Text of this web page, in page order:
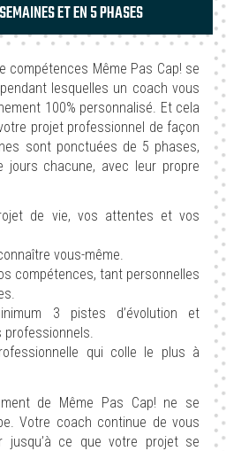
ET EN 5 PHASES
compétences Même Pas Cap! se
lesquelles un coach vous
100% personnalisé. Et cela
projet professionnel de façon
sont ponctuées de 5 phases,
jours chacune, avec leur propre
de vie, vos attentes et vos
vous-même.
compétences, tant personnelles
3 pistes d’évolution et
professionnels.
qui colle le plus à
de Même Pas Cap! ne se
Votre coach continue de vous
jusqu’à ce que votre projet se